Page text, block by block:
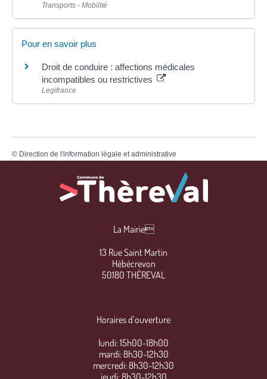
Transports - Mobilité
Pour en savoir plus
Droit de conduire : affections médicales
incompatibles ou restrictives
Legifrance
© Direction de l'information légale et administrative
La Mairie
13 Rue Saint Martin
Hébécrevon
50180 THÈREVAL
Horaires d’ouverture
lundi: 15h00-18h00
mardi: 8h30-12h30
mercredi: 8h30-12h30
jeudi: 8h30-12h30